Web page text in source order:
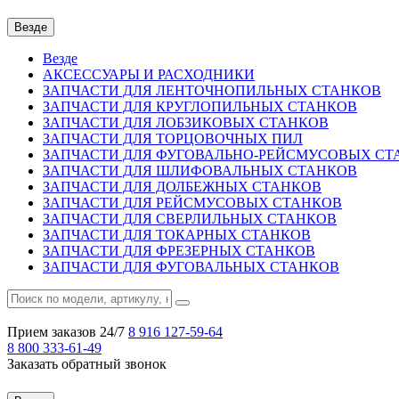
Везде
Везде
АКСЕССУАРЫ И РАСХОДНИКИ
ЗАПЧАСТИ ДЛЯ ЛЕНТОЧНОПИЛЬНЫХ СТАНКОВ
ЗАПЧАСТИ ДЛЯ КРУГЛОПИЛЬНЫХ СТАНКОВ
ЗАПЧАСТИ ДЛЯ ЛОБЗИКОВЫХ СТАНКОВ
ЗАПЧАСТИ ДЛЯ ТОРЦОВОЧНЫХ ПИЛ
ЗАПЧАСТИ ДЛЯ ФУГОВАЛЬНО-РЕЙСМУСОВЫХ
ЗАПЧАСТИ ДЛЯ ШЛИФОВАЛЬНЫХ СТАНКОВ
ЗАПЧАСТИ ДЛЯ ДОЛБЕЖНЫХ СТАНКОВ
ЗАПЧАСТИ ДЛЯ РЕЙСМУСОВЫХ СТАНКОВ
ЗАПЧАСТИ ДЛЯ СВЕРЛИЛЬНЫХ СТАНКОВ
ЗАПЧАСТИ ДЛЯ ТОКАРНЫХ СТАНКОВ
ЗАПЧАСТИ ДЛЯ ФРЕЗЕРНЫХ СТАНКОВ
ЗАПЧАСТИ ДЛЯ ФУГОВАЛЬНЫХ СТАНКОВ
Прием заказов 24/7 8 916 127-59-64
8 800 333-61-49
Заказать обратный звонок